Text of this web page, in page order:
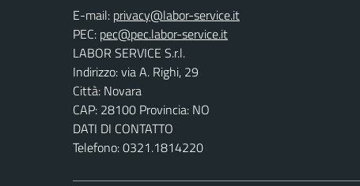
E-mail:
PEC:
LABOR SERVICE S.r.l.
Indirizzo: via A. Righi, 29
Città: Novara
CAP: 28100 Provincia: NO
DATI DI CONTATTO
Telefono: 0321.1814220